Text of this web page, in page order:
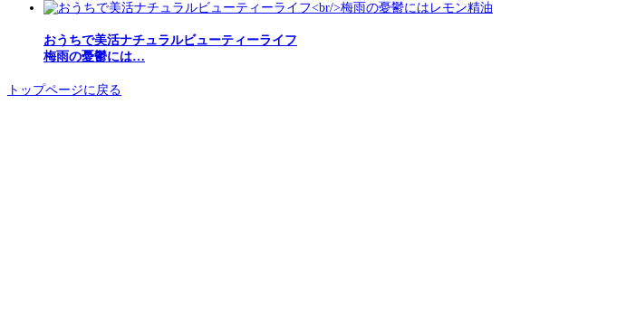
おうちで美活ナチュラルビューティーライフ
梅雨の憂鬱には…
トップページに戻る